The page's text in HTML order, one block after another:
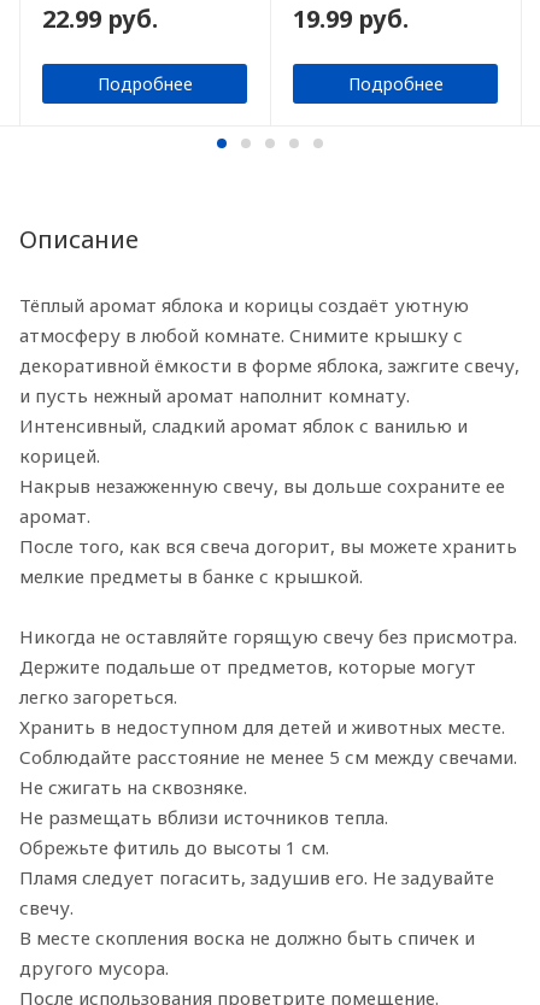
22.99 руб.
Подробнее
19.99 руб.
Подробнее
Описание
Тёплый аромат яблока и корицы создаёт уютную
атмосферу в любой комнате. Снимите крышку с
декоративной ёмкости в форме яблока, зажгите свечу,
и пусть нежный аромат наполнит комнату.
Интенсивный, сладкий аромат яблок с ванилью и
корицей.
Накрыв незажженную свечу, вы дольше сохраните ее
аромат.
После того, как вся свеча догорит, вы можете хранить
мелкие предметы в банке с крышкой.
Никогда не оставляйте горящую свечу без присмотра.
Держите подальше от предметов, которые могут
легко загореться.
Хранить в недоступном для детей и животных месте.
Соблюдайте расстояние не менее 5 см между свечами.
Не сжигать на сквозняке.
Не размещать вблизи источников тепла.
Обрежьте фитиль до высоты 1 см.
Пламя следует погасить, задушив его. Не задувайте
свечу.
В месте скопления воска не должно быть спичек и
другого мусора.
После использования проветрите помещение.